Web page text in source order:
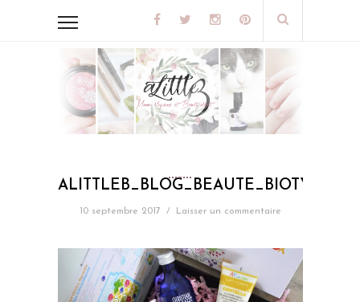
10 septembre 2017 / Laisser un commentaire